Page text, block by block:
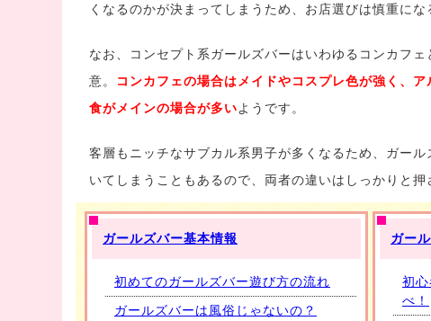
くなるのかが決まってしまうため、お店選びは慎重にな
なお、コンセプト系ガールズバーはいわゆるコンカフ
意。
コンカフェの場合はメイドやコスプレ色が強く、
食がメインの場合が多いようです。
客層もニッチなサブカル系男子が多くなるため、ガー
いてしまうこともあるので、両者の違いはしっかりと押
ガールズバー基本情報
初めてのガールズバー遊び方の流れ
ガールズバーは風俗じゃないの？
ガー
初
べ！